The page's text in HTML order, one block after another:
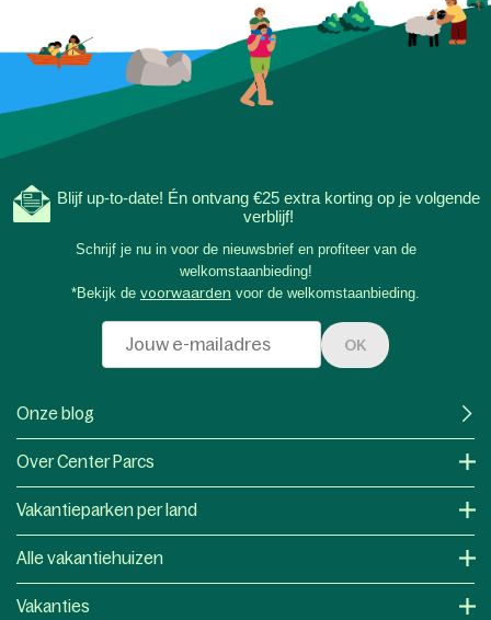
Blijf up-to-date! Én ontvang €25 extra korting op je volgende
verblijf!
Schrijf je nu in voor de nieuwsbrief en profiteer van de
welkomstaanbieding!
*Bekijk de voorwaarden voor de welkomstaanbieding.
OK
Onze blog
Over Center Parcs
Vakantieparken per land
Alle vakantiehuizen
Vakanties